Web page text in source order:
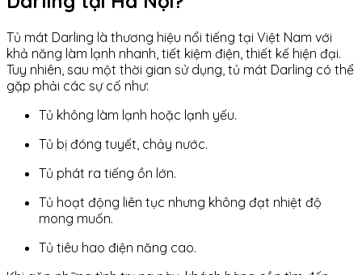
Tủ mát Darling là thương hiệu nổi tiếng tại Việt Nam với
khả năng làm lạnh nhanh, tiết kiệm điện, thiết kế hiện đại.
Tuy nhiên, sau một thời gian sử dụng, tủ mát Darling có thể
gặp phải các sự cố như:
Tủ không làm lạnh hoặc lạnh yếu.
Tủ bị đóng tuyết, chảy nước.
Tủ phát ra tiếng ồn lớn.
Tủ hoạt động liên tục nhưng không đạt nhiệt độ
mong muốn.
Tủ tiêu hao điện năng cao.